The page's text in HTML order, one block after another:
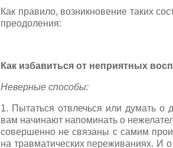
Как правило, возникновение таких
преодоления:
Как избавиться от неприятных
Неверные способы:
1. Пытаться отвлечься или думать о
вам начинают напоминать о
совершенно не связаны с самим
на травматических переживаниях. И